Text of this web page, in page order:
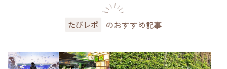
たびレポ のおすすめ記事